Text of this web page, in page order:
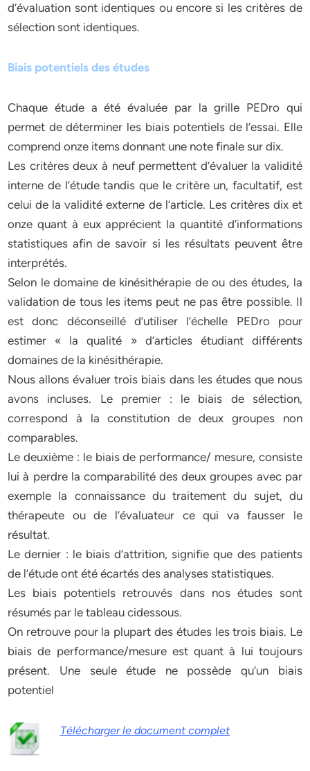
d’évaluation sont identiques ou encore si les critères de
sélection sont identiques.
Biais potentiels des études
Chaque étude a été évaluée par la grille PEDro qui
permet de déterminer les biais potentiels de l’essai. Elle
comprend onze items donnant une note finale sur dix.
Les critères deux à neuf permettent d’évaluer la validité
interne de l’étude tandis que le critère un, facultatif, est
celui de la validité externe de l’article. Les critères dix et
onze quant à eux apprécient la quantité d’informations
statistiques afin de savoir si les résultats peuvent être
interprétés.
Selon le domaine de kinésithérapie de ou des études, la
validation de tous les items peut ne pas être possible. Il
est donc déconseillé d’utiliser l’échelle PEDro pour
estimer « la qualité » d’articles étudiant différents
domaines de la kinésithérapie.
Nous allons évaluer trois biais dans les études que nous
avons incluses. Le premier : le biais de sélection,
correspond à la constitution de deux groupes non
comparables.
Le deuxième : le biais de performance/ mesure, consiste
lui à perdre la comparabilité des deux groupes avec par
exemple la connaissance du traitement du sujet, du
thérapeute ou de l’évaluateur ce qui va fausser le
résultat.
Le dernier : le biais d’attrition, signifie que des patients
de l’étude ont été écartés des analyses statistiques.
Les biais potentiels retrouvés dans nos études sont
résumés par le tableau cidessous.
On retrouve pour la plupart des études les trois biais. Le
biais de performance/mesure est quant à lui toujours
présent. Une seule étude ne possède qu’un biais
potentiel
Télécharger le document complet